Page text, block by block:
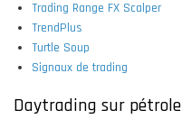
Trading Range FX Scalper
TrendPlus
Turtle Soup
Signaux de trading
Daytrading sur pétrole